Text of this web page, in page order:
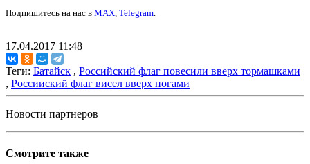
Подпишитесь на нас в MAX, Telegram.
17.04.2017 11:48
Теги: Батайск , Российский флаг повесили вверх тормашками
, Россииский флаг висел вверх ногами
Новости партнеров
Смотрите также